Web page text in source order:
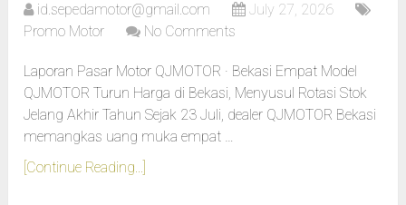
id.sepedamotor@gmail.com
July 27, 2026
Promo Motor
No Comments
Laporan Pasar Motor QJMOTOR · Bekasi Empat Model
QJMOTOR Turun Harga di Bekasi, Menyusul Rotasi Stok
Jelang Akhir Tahun Sejak 23 Juli, dealer QJMOTOR Bekasi
memangkas uang muka empat …
[Continue Reading...]